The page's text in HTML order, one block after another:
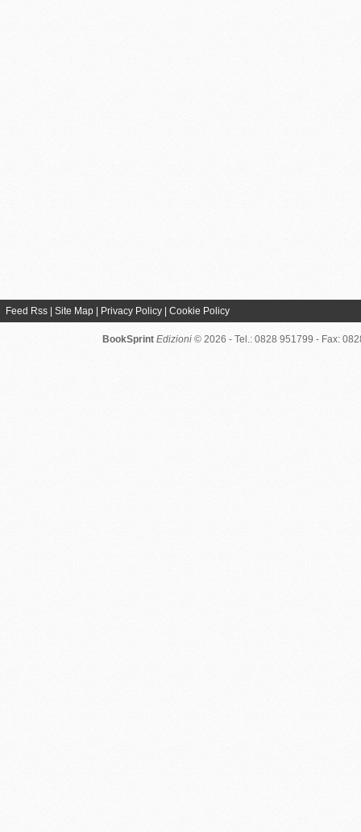
Feed Rss Site Map Privacy Policy Cookie Policy
BookSprint Edizioni © 2026 - Tel.: 0828 951799 - Fax: